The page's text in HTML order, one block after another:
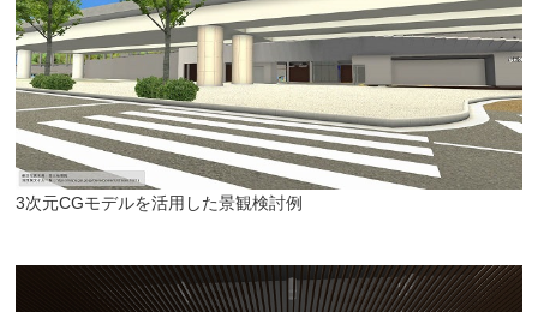
3次元CGモデルを活用した景観検討例